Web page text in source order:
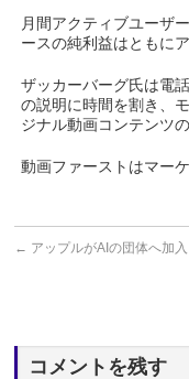
月間アクティブユーザ
ースの純利益はともに
ザッカーバーグ氏は電
の説明に時間を割き、
ジナル動画コンテンツ
動画ファーストはマー
← アップルがAIの団体へ加入
コメントを残す